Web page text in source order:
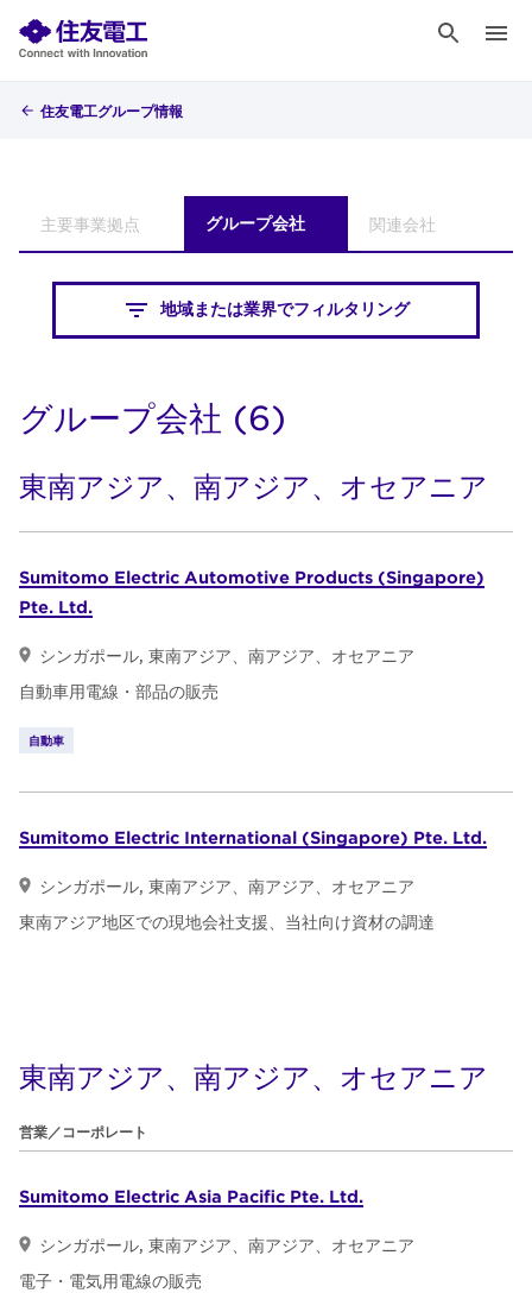
住友電工グループ情報
主要事業拠点 グループ会社 関連会社
地域または業界でフィルタリング
グループ会社 (6)
東南アジア、南アジア、オセアニア
Sumitomo Electric Automotive Products (Singapore)
Pte. Ltd.
シンガポール, 東南アジア、南アジア、オセアニア
自動車用電線・部品の販売
自動車
Sumitomo Electric International (Singapore) Pte. Ltd.
シンガポール, 東南アジア、南アジア、オセアニア
東南アジア地区での現地会社支援、当社向け資材の調達
東南アジア、南アジア、オセアニア
営業／コーポレート
Sumitomo Electric Asia Pacific Pte. Ltd.
シンガポール, 東南アジア、南アジア、オセアニア
電子・電気用電線の販売